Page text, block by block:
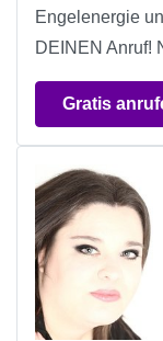
Engelenergie
DEINEN Anruf!
Gratis